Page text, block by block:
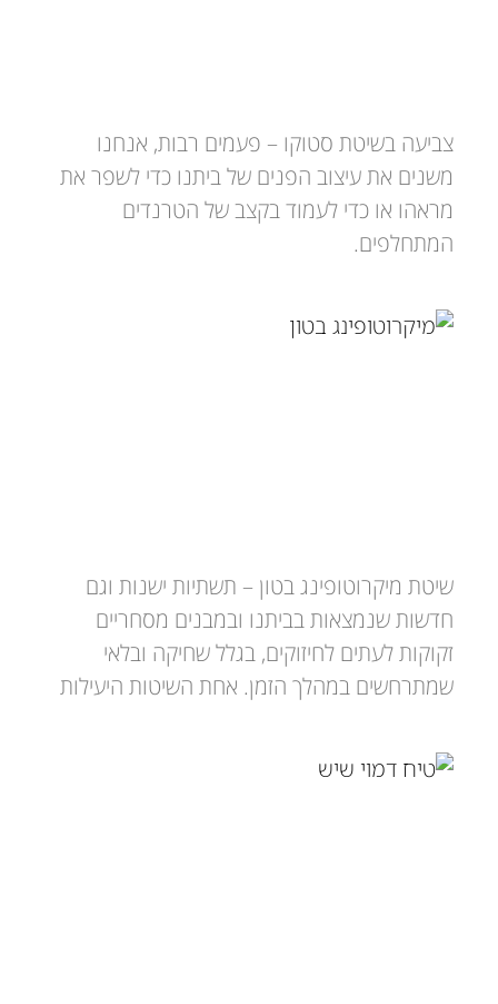
צביעה בשיטת סטוקו – פעמים רבות, אנחנו
משנים את עיצוב הפנים של ביתנו כדי לשפר את
מראהו או כדי לעמוד בקצב של הטרנדים
המתחלפים.
שיטת מיקרוטופינג בטון – תשתיות ישנות וגם
חדשות שנמצאות בביתנו ובמבנים מסחריים
זקוקות לעתים לחיזוקים, בגלל שחיקה ובלאי
שמתרחשים במהלך הזמן. אחת השיטות היעילות